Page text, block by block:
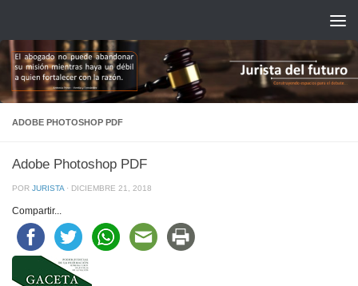
ADOBE PHOTOSHOP PDF
Adobe Photoshop PDF
POR JURISTA · DICIEMBRE 21, 2018
Compartir...